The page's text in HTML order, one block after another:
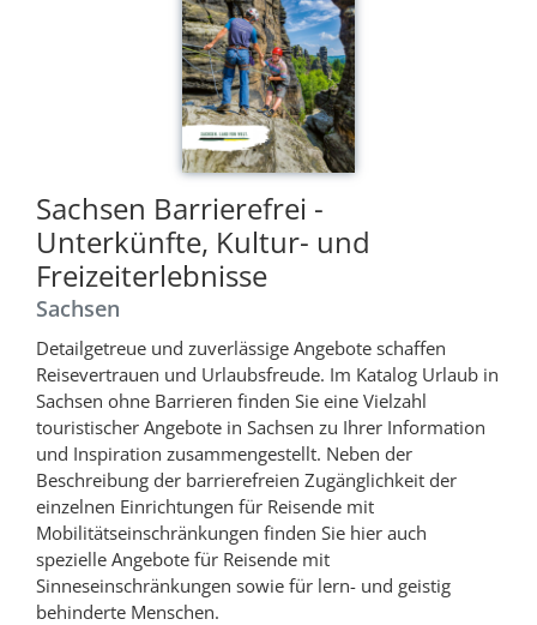
Sachsen Barrierefrei -
Unterkünfte, Kultur- und
Freizeiterlebnisse
Sachsen
Detailgetreue und zuverlässige Angebote schaffen
Reisevertrauen und Urlaubsfreude. Im Katalog Urlaub in
Sachsen ohne Barrieren finden Sie eine Vielzahl
touristischer Angebote in Sachsen zu Ihrer Information
und Inspiration zusammengestellt. Neben der
Beschreibung der barrierefreien Zugänglichkeit der
einzelnen Einrichtungen für Reisende mit
Mobilitätseinschränkungen finden Sie hier auch
spezielle Angebote für Reisende mit
Sinneseinschränkungen sowie für lern- und geistig
behinderte Menschen.